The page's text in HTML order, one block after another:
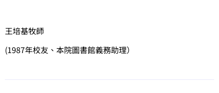
王培基牧師
(1987年校友、本院圖書館義務助理）